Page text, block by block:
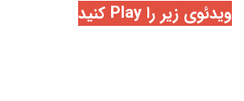
ویدئوی زیر را Play کنید